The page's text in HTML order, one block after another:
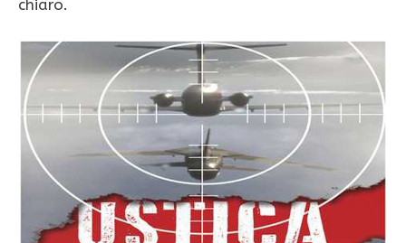
chiaro.